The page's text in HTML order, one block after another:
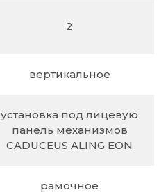
2
вертикальное
установка под лицевую
панель механизмов
CADUCEUS ALING EON
рамочное